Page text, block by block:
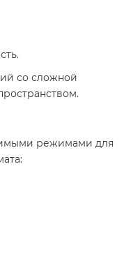
со сложной
режимами для